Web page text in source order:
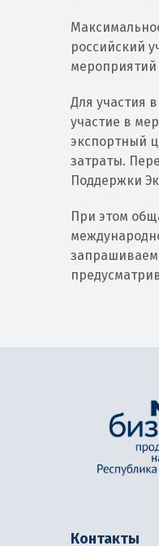
российский
мероприятий
Для участия
участие в
экспортный
затраты.
Поддержки
При этом
Контакты